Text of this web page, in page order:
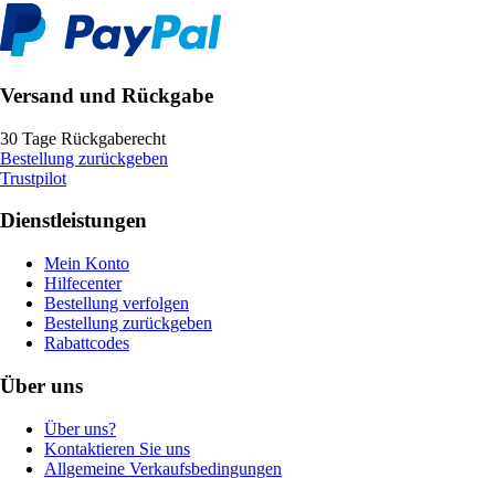
Versand und Rückgabe
30 Tage Rückgaberecht
Bestellung zurückgeben
Trustpilot
Dienstleistungen
Mein Konto
Hilfecenter
Bestellung verfolgen
Bestellung zurückgeben
Rabattcodes
Über uns
Über uns?
Kontaktieren Sie uns
Allgemeine Verkaufsbedingungen